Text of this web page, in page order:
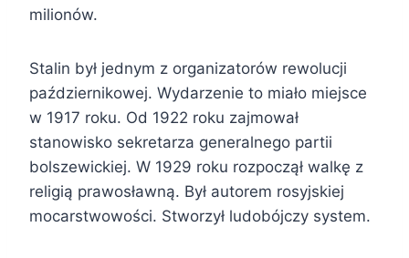
milionów.
Stalin był jednym z organizatorów rewolucji
październikowej. Wydarzenie to miało miejsce
w 1917 roku. Od 1922 roku zajmował
stanowisko sekretarza generalnego partii
bolszewickiej. W 1929 roku rozpoczął walkę z
religią prawosławną. Był autorem rosyjskiej
mocarstwowości. Stworzył ludobójczy system.